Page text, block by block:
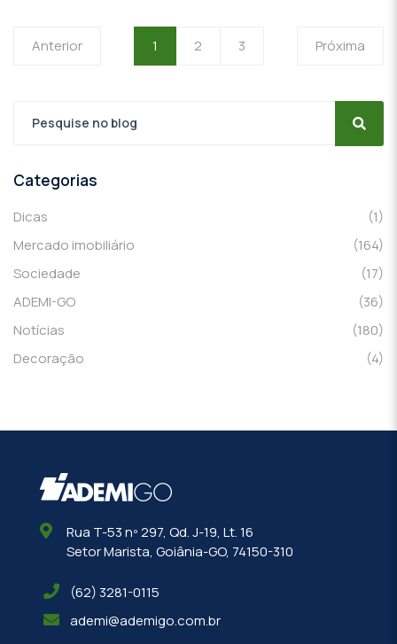
Anterior 1 2 3 Próxima
Categorias
Dicas
(1)
Mercado imobiliário
(164)
Sociedade
(17)
ADEMI-GO
(36)
Notícias
(180)
Decoração
(4)
Rua T-53 nº 297, Qd. J-19, Lt. 16
Setor Marista, Goiânia-GO, 74150-310
(62) 3281-0115
ademi@ademigo.com.br